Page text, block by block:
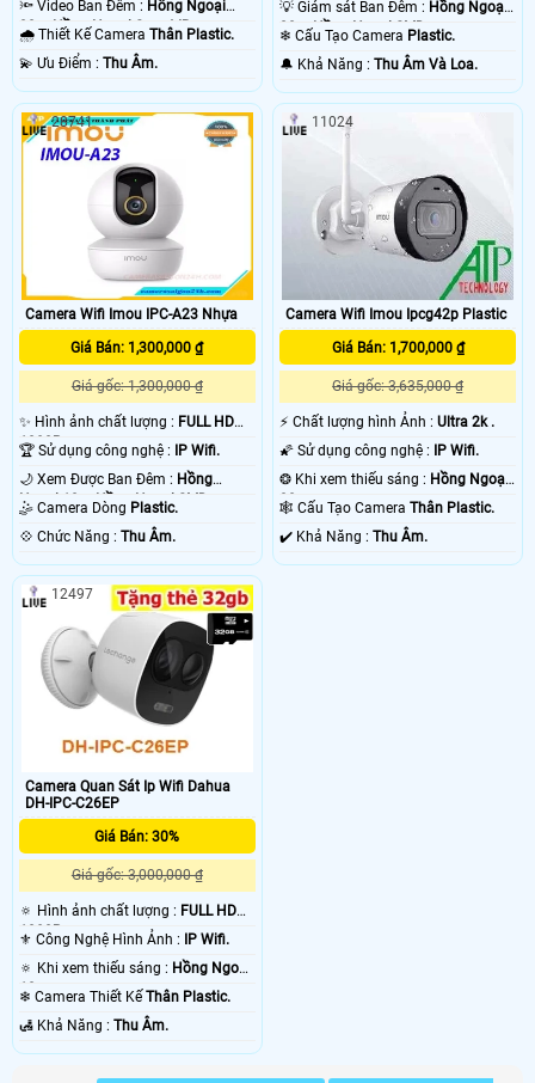
🔦 Video Ban Đêm : Hồng Ngoại
30m Hồng Ngoại Smart IR.
🌧️ Thiết Kế Camera Thân Plastic.
️💫 Ưu Điểm : Thu Âm.
💡 Giám sát Ban Đêm : Hồng Ngoại
20m Hồng Ngoại SMD.
❄ Cấu Tạo Camera Plastic.
️🔔 Khả Năng :Thu Âm Và Loa.
Camera Wifi Imou IPC-A23 Nhựa
Giá Bán: 1,300,000 ₫
Giá gốc: 1,300,000 ₫
✨ Hình ảnh chất lượng : FULL HD
1080P .
🏆 Sử dụng công nghệ :
IP Wifi.
🌙 Xem Được Ban Đêm : Hồng
Ngoại 10m Hồng Ngoại SMD.
🤹 Camera Dòng Plastic.
️💠 Chức Năng : Thu Âm.
28741
Camera Wifi Imou Ipcg42p Plastic
Giá Bán: 1,700,000 ₫
Giá gốc: 3,635,000 ₫
️⚡ Chất lượng hình Ảnh :Ultra 2k .
🌠 Sử dụng công nghệ :
IP Wifi.
❂ Khi xem thiếu sáng : Hồng Ngoại
30m .🕸️ Cấu Tạo CameraThân Plastic.
️✔️ Khả Năng :Thu Âm.
11024
Camera Quan Sát Ip Wifi Dahua
DH-IPC-C26EP
Giá Bán: 30%
Giá gốc: 3,000,000 ₫
🔅 Hình ảnh chất lượng : FULL HD
1080P .
⚜️ Công Nghệ Hình Ảnh :
IP Wifi.
🔅 Khi xem thiếu sáng : Hồng Ngoại
10m .❄ Camera Thiết Kế Thân Plastic.
️🛃 Khả Năng : Thu Âm.
12497